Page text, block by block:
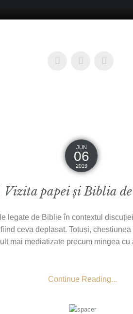
JUN
06
2019
Vizita papei și Biblia
legate de Biblie în contextul
ceva deplasat. Totuși,
mai mediatizate precum mingea
Continue Reading...